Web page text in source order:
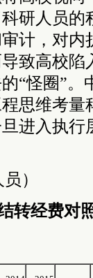
研人员的
计，对内
致高校陷
“怪圈”。
思维考量
进入执行
）
转经费对